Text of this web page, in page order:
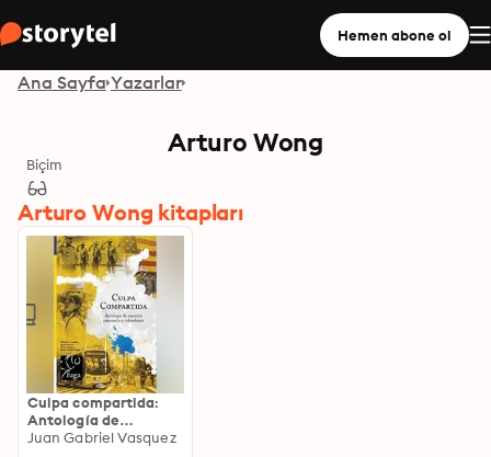
Hemen abone ol
Ana Sayfa Yazarlar
Arturo Wong
Biçim
Arturo Wong kitapları
Culpa compartida:
Antología de
narrativa panameña y
Juan Gabriel Vasquez